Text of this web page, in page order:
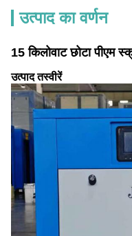
उत्पाद का वर्णन
15 किलोवाट छोटा
उत्पाद तस्वीरें